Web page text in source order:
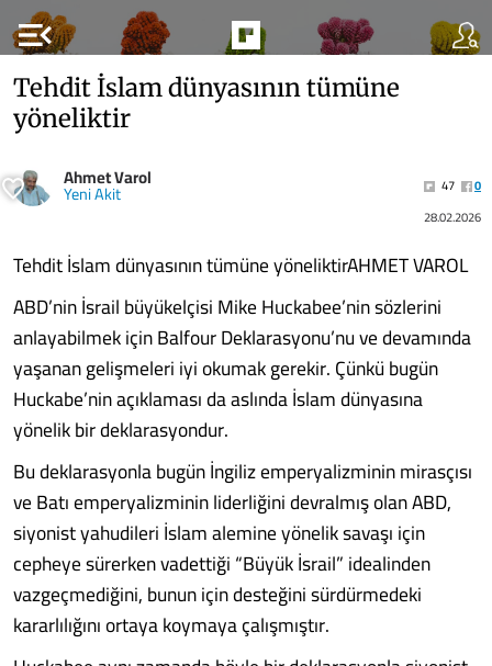
menu_open
Tehdit İslam dünyasının tümüne
yöneliktir
Ahmet Varol
Yeni Akit 47
0
28.02.2026
Tehdit İslam dünyasının tümüne yöneliktirAHMET VAROL
ABD’nin İsrail büyükelçisi Mike Huckabee’nin sözlerini
anlayabilmek için Balfour Deklarasyonu’nu ve devamında
yaşanan gelişmeleri iyi okumak gerekir. Çünkü bugün
Huckabe’nin açıklaması da aslında İslam dünyasına
yönelik bir deklarasyondur.
Bu deklarasyonla bugün İngiliz emperyalizminin mirasçısı
ve Batı emperyalizminin liderliğini devralmış olan ABD,
siyonist yahudileri İslam alemine yönelik savaşı için
cepheye sürerken vadettiği “Büyük İsrail” idealinden
vazgeçmediğini, bunun için desteğini sürdürmedeki
kararlılığını ortaya koymaya çalışmıştır.